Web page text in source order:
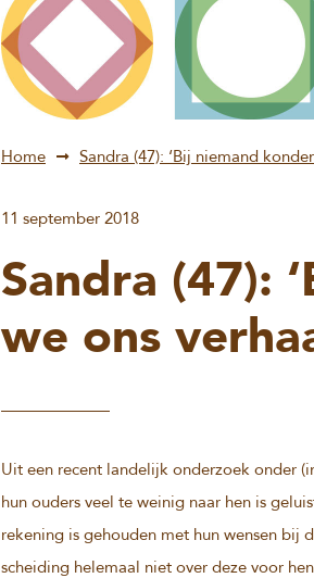
Home Sandra (47): ‘Bij niemand
11 september 2018
Sandra (47):
we ons
Uit een recent landelijk onderzoek onder
hun ouders veel te weinig naar hen is
rekening is gehouden met hun wensen
scheiding helemaal niet over deze voor